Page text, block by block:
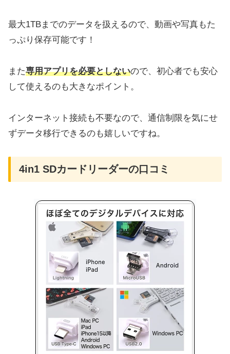
最大1TBまでのデータを扱えるので、動画や写真もた
っぷり保存可能です！
また専用アプリを必要としないので、初心者でも安心
して使えるのも大きなポイント。
インターネット接続も不要なので、通信制限を気にせ
ずデータ移行できるのも嬉しいですね。
4in1 SDカードリーダーの口コミ